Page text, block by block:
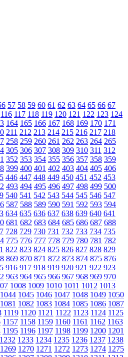
57 58 59 60 61 62 63 64 65 66 67
116 117 118 119 120 121 122 123 124
164 165 166 167 168 169 170 171
211 212 213 214 215 216 217 218
258 259 260 261 262 263 264 265
305 306 307 308 309 310 311 312
352 353 354 355 356 357 358 359
399 400 401 402 403 404 405 406
446 447 448 449 450 451 452 453
493 494 495 496 497 498 499 500
540 541 542 543 544 545 546 547
587 588 589 590 591 592 593 594
634 635 636 637 638 639 640 641
681 682 683 684 685 686 687 688
728 729 730 731 732 733 734 735
775 776 777 778 779 780 781 782
822 823 824 825 826 827 828 829
869 870 871 872 873 874 875 876
916 917 918 919 920 921 922 923
963 964 965 966 967 968 969 970
1008 1009 1010 1011 1012 1013
1044 1045 1046 1047 1048 1049 1050
1081 1082 1083 1084 1085 1086 1087
1119 1120 1121 1122 1123 1124 1125
1157 1158 1159 1160 1161 1162 1163
1195 1196 1197 1198 1199 1200 1201
1232 1233 1234 1235 1236 1237 1238
1269 1270 1271 1272 1273 1274 1275